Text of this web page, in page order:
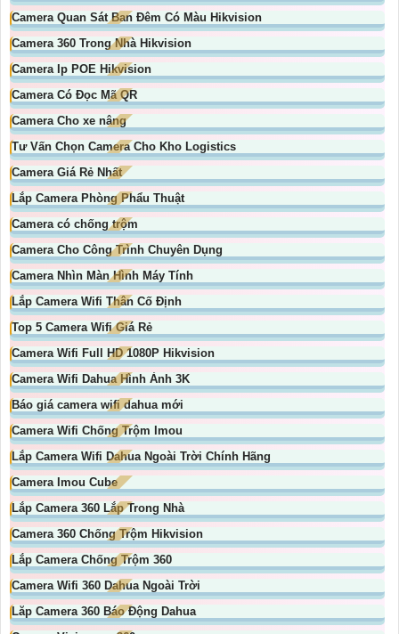
Camera Quan Sát Ban Đêm Có Màu Hikvision
Camera 360 Trong Nhà Hikvision
Camera Ip POE Hikvision
Camera Có Đọc Mã QR
Camera Cho xe nâng
Tư Vấn Chọn Camera Cho Kho Logistics
Camera Giá Rẻ Nhất
Lắp Camera Phòng Phẩu Thuật
Camera có chống trộm
Camera Cho Công Trình Chuyên Dụng
Camera Nhìn Màn Hình Máy Tính
Lắp Camera Wifi Thân Cố Định
Top 5 Camera Wifi Giá Rẻ
Camera Wifi Full HD 1080P Hikvision
Camera Wifi Dahua Hình Ảnh 3K
Báo giá camera wifi dahua mới
Camera Wifi Chống Trộm Imou
Lắp Camera Wifi Dahua Ngoài Trời Chính Hãng
Camera Imou Cube
Lắp Camera 360 Lắp Trong Nhà
Camera 360 Chống Trộm Hikvision
Lắp Camera Chống Trộm 360
Camera Wifi 360 Dahua Ngoài Trời
Lăp Camera 360 Báo Động Dahua